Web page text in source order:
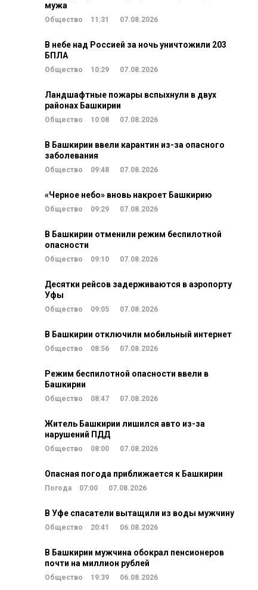
мужа
Общество 11:31 07.08.2026
В небе над Россией за ночь уничтожили 203
БПЛА
Общество 10:29 07.08.2026
Ландшафтные пожары вспыхнули в двух
районах Башкирии
Общество 10:08 07.08.2026
В Башкирии ввели карантин из-за опасного
заболевания
Общество 09:48 07.08.2026
«Черное небо» вновь накроет Башкирию
Общество 09:29 07.08.2026
В Башкирии отменили режим беспилотной
опасности
Общество 09:10 07.08.2026
Десятки рейсов задерживаются в аэропорту
Уфы
Общество 09:05 07.08.2026
В Башкирии отключили мобильный интернет
Общество 08:56 07.08.2026
Режим беспилотной опасности ввели в
Башкирии
Общество 08:47 07.08.2026
Житель Башкирии лишился авто из-за
нарушений ПДД
Общество 08:00 07.08.2026
Опасная погода приближается к Башкирии
Погода 07:00 07.08.2026
В Уфе спасатели вытащили из воды мужчину
Общество 20:41 06.08.2026
В Башкирии мужчина обокрал пенсионеров
почти на миллион рублей
Общество 19:39 06.08.2026